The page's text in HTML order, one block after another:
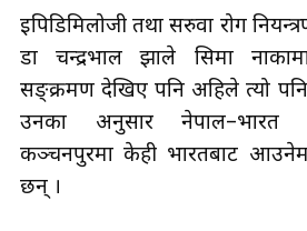
इपिडिमिलोजी तथा सरुवा रोग
डा चन्द्रभाल झाले सिमा
सङ्क्रमण देखिए पनि अहिले त्यो
उनका अनुसार नेपाल–भारत
कञ्चनपुरमा केही भारतबाट
छन् ।